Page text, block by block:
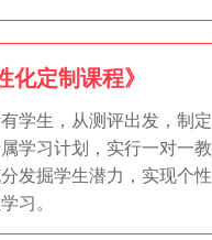
化定制课程》
学生，从测评出发，制定
学习计划，实行一对一教
发掘学生潜力，实现个性
习。